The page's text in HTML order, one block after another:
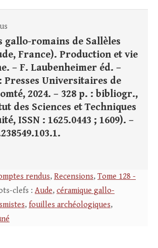
gallo-romains de Sallèles
France). Production et vie
– F. Laubenheimer éd. –
Presses Universitaires de
2024. – 328 p. : bibliogr.,
des Sciences et Techniques
ISSN : 1625.0443 ; 1609). –
rendus, Recensions, Tome 128 -
clefs : Aude, céramique gallo-
, fouilles archéologiques,